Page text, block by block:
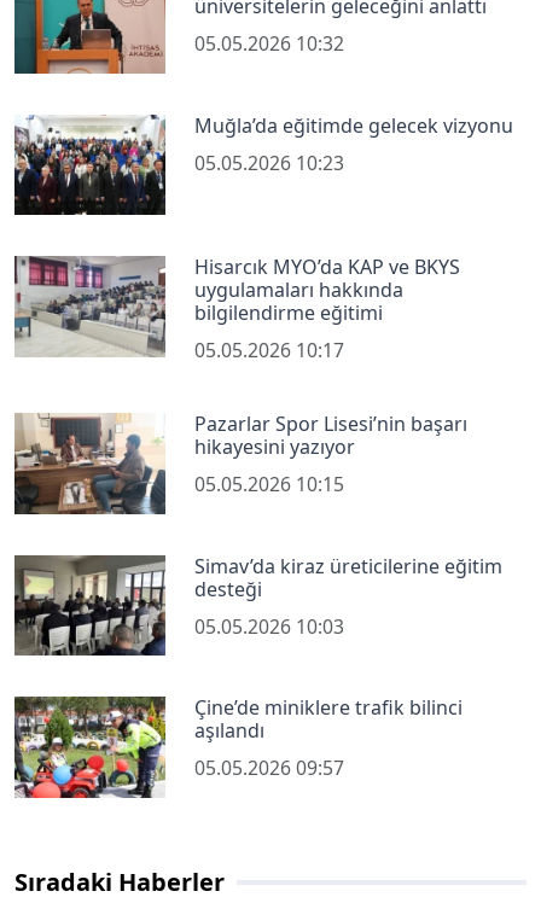
üniversitelerin geleceğini anlattı
05.05.2026 10:32
Muğla’da eğitimde gelecek vizyonu
05.05.2026 10:23
Hisarcık MYO’da KAP ve BKYS
uygulamaları hakkında
bilgilendirme eğitimi
05.05.2026 10:17
Pazarlar Spor Lisesi’nin başarı
hikayesini yazıyor
05.05.2026 10:15
Simav’da kiraz üreticilerine eğitim
desteği
05.05.2026 10:03
Çine’de miniklere trafik bilinci
aşılandı
05.05.2026 09:57
Sıradaki Haberler